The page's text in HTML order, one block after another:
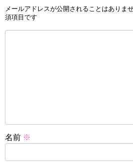
メールアドレスが公開されることはありませ
須項目です
名前 ※